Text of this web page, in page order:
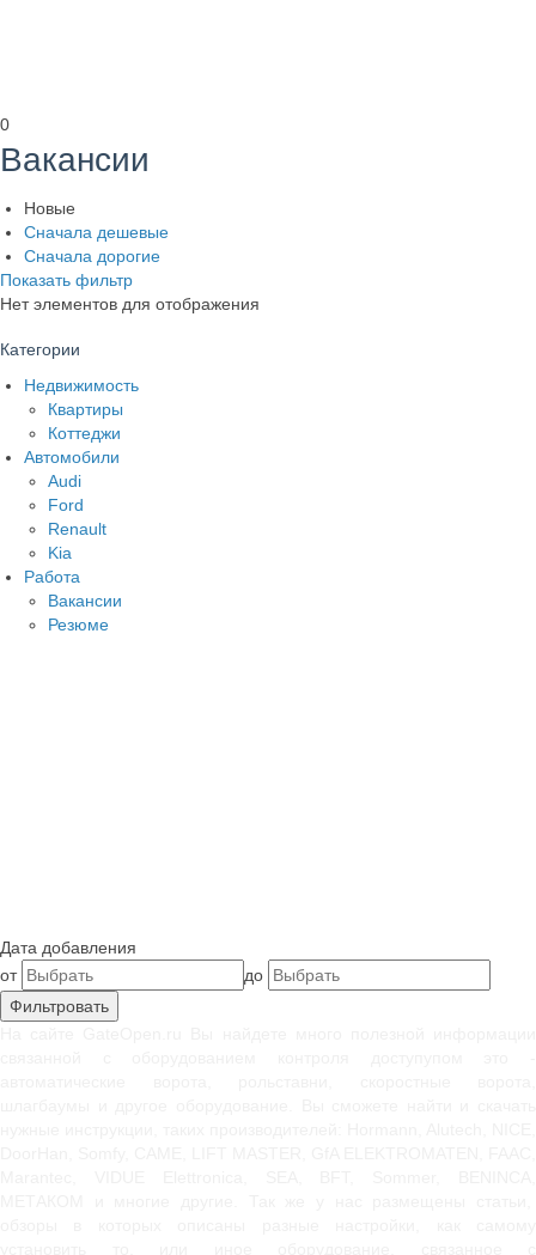
0
Вакансии
Новые
Сначала дешевые
Сначала дорогие
Показать фильтр
Нет элементов для отображения
Категории
Недвижимость
Квартиры
Коттеджи
Автомобили
Audi
Ford
Renault
Kia
Работа
Вакансии
Резюме
Дата добавления
от
до